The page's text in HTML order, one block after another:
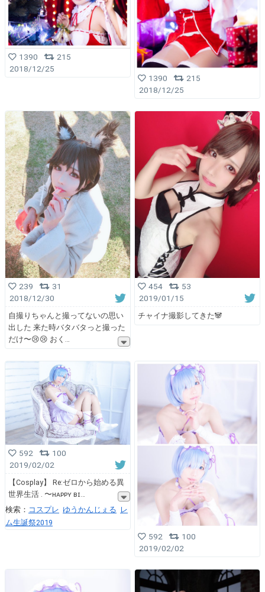
1390
215
2018/12/25
1390
215
2018/12/25
239
31
2018/12/30
自撮りちゃんと撮ってないの思い
出した 来た時バタバタっと撮った
だけ〜😢😢 おく
454
53
2019/01/15
チャイナ撮影してきた🐼
592
100
2019/02/02
【Cosplay】 Re:ゼロから始める異
世界生活 . 〜ʜᴀᴘᴘʏ ʙɪ
検索： コスプレ ゆうかんじぇる レ
ム生誕祭2019
592
100
2019/02/02